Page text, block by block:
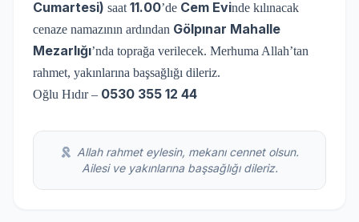
Cumartesi) saat 11.00’de Cem Evinde kılınacak
cenaze namazının ardından Gölpınar Mahalle
Mezarlığı’nda toprağa verilecek. Merhuma Allah’tan
rahmet, yakınlarına başsağlığı dileriz.
Oğlu Hıdır – 0530 355 12 44
Allah rahmet eylesin, mekanı cennet olsun.
Ailesi ve yakınlarına başsağlığı dileriz.